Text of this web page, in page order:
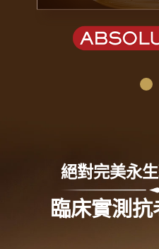
絕對完美永
臨床實測